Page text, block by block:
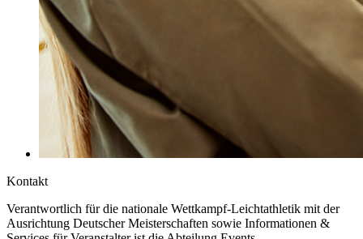
Kontakt
Verantwortlich für die nationale Wettkampf-Leichtathletik mit der
Ausrichtung Deutscher Meisterschaften sowie Informationen &